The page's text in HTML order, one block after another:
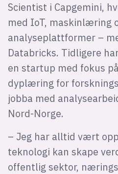
Scientist i Capgemini,
med IoT, maskinlæring
analyseplattformer –
Databricks. Tidligere
en startup med fokus
dyplæring for
jobba med
Nord-Norge.
– Jeg har alltid vært
teknologi kan skape
offentlig sektor,